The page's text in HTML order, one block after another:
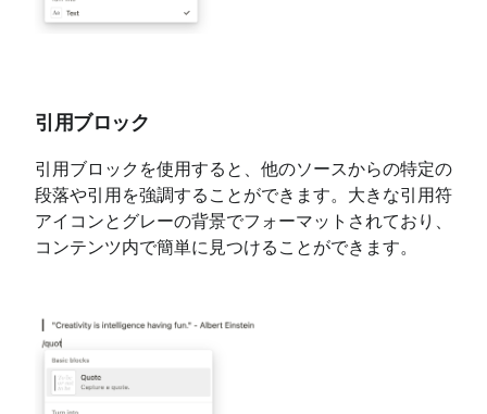
引用ブロック
引用ブロックを使用すると、他のソースからの特定の
段落や引用を強調することができます。大きな引用符
アイコンとグレーの背景でフォーマットされており、
コンテンツ内で簡単に見つけることができます。